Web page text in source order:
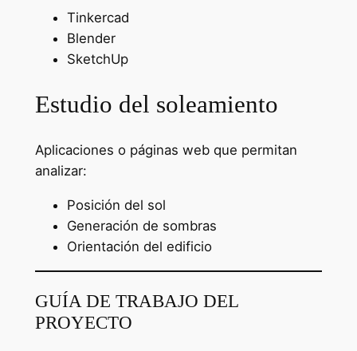
Tinkercad
Blender
SketchUp
Estudio del soleamiento
Aplicaciones o páginas web que permitan
analizar:
Posición del sol
Generación de sombras
Orientación del edificio
GUÍA DE TRABAJO DEL
PROYECTO